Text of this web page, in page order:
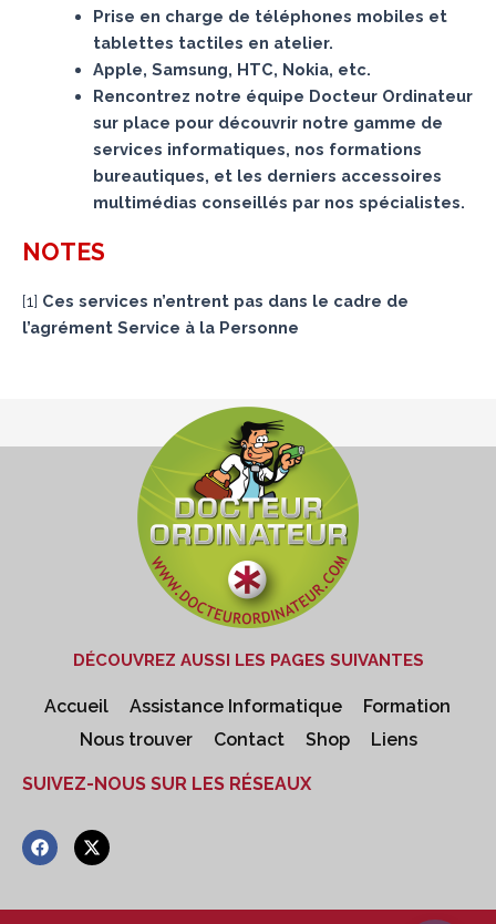
Prise en charge de téléphones mobiles et
tablettes tactiles en atelier.
Apple, Samsung, HTC, Nokia, etc.
Rencontrez notre équipe Docteur Ordinateur
sur place pour découvrir notre gamme de
services informatiques, nos formations
bureautiques, et les derniers accessoires
multimédias conseillés par nos spécialistes.
NOTES
[1] Ces services n’entrent pas dans le cadre de
l’agrément Service à la Personne
DÉCOUVREZ AUSSI LES PAGES SUIVANTES
Accueil Assistance Informatique
Formation
Nous trouver
Contact Shop Liens
SUIVEZ-NOUS SUR LES RÉSEAUX
F
a
b
X
-
i